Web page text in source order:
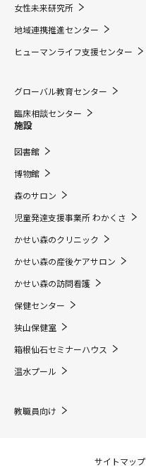
女性未来研究所
地域連携推進センター
ヒューマンライフ支援センター
グローバル教育センター
臨床相談センター
施設
図書館
博物館
森のサロン
児童発達支援事業所 わかくさ
かせい森のクリニック
かせい森の産後ケアサロン
かせい森の訪問看護
保健センター
狭山保健室
箱根仙石セミナーハウス
温水プール
教職員向け
サイトマップ